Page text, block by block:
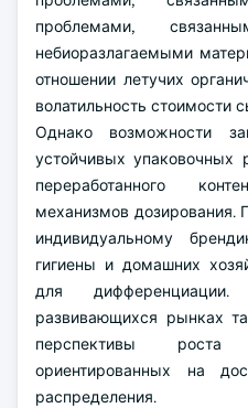
проблемами,
небиоразлагаемыми
отношении летучих
волатильность стоимости
Однако возможности
устойчивых упаковочных
переработанного
механизмов дозирования.
индивидуальному
гигиены и домашних
для
развивающихся рынках
перспективы роста
ориентированных на
распределения.